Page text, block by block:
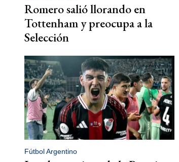
Romero salió llorando en
Tottenham y preocupa a la
Selección
Fútbol Argentino